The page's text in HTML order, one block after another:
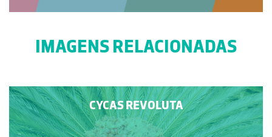
IMAGENS RELACIONADAS
CYCAS REVOLUTA